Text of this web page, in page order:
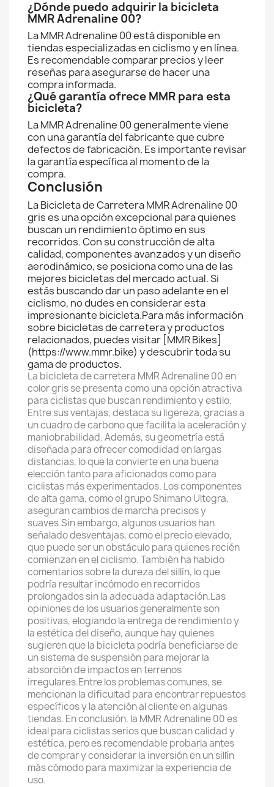
¿Dónde puedo adquirir la bicicleta
MMR Adrenaline 00?
La MMR Adrenaline 00 está disponible en
tiendas especializadas en ciclismo y en línea.
Es recomendable comparar precios y leer
reseñas para asegurarse de hacer una
compra informada.
¿Qué garantía ofrece MMR para esta
bicicleta?
La MMR Adrenaline 00 generalmente viene
con una garantía del fabricante que cubre
defectos de fabricación. Es importante revisar
la garantía específica al momento de la
compra.
Conclusión
La Bicicleta de Carretera MMR Adrenaline 00
gris es una opción excepcional para quienes
buscan un rendimiento óptimo en sus
recorridos. Con su construcción de alta
calidad, componentes avanzados y un diseño
aerodinámico, se posiciona como una de las
mejores bicicletas del mercado actual. Si
estás buscando dar un paso adelante en el
ciclismo, no dudes en considerar esta
impresionante bicicleta.Para más información
sobre bicicletas de carretera y productos
relacionados, puedes visitar [MMR Bikes]
(https://www.mmr.bike) y descubrir toda su
gama de productos.
La bicicleta de carretera MMR Adrenaline 00 en
color gris se presenta como una opción atractiva
para ciclistas que buscan rendimiento y estilo.
Entre sus ventajas, destaca su ligereza, gracias a
un cuadro de carbono que facilita la aceleración y
maniobrabilidad. Además, su geometría está
diseñada para ofrecer comodidad en largas
distancias, lo que la convierte en una buena
elección tanto para aficionados como para
ciclistas más experimentados. Los componentes
de alta gama, como el grupo Shimano Ultegra,
aseguran cambios de marcha precisos y
suaves.Sin embargo, algunos usuarios han
señalado desventajas, como el precio elevado,
que puede ser un obstáculo para quienes recién
comienzan en el ciclismo. También ha habido
comentarios sobre la dureza del sillín, lo que
podría resultar incómodo en recorridos
prolongados sin la adecuada adaptación.Las
opiniones de los usuarios generalmente son
positivas, elogiando la entrega de rendimiento y
la estética del diseño, aunque hay quienes
sugieren que la bicicleta podría beneficiarse de
un sistema de suspensión para mejorar la
absorción de impactos en terrenos
irregulares.Entre los problemas comunes, se
mencionan la dificultad para encontrar repuestos
específicos y la atención al cliente en algunas
tiendas. En conclusión, la MMR Adrenaline 00 es
ideal para ciclistas serios que buscan calidad y
estética, pero es recomendable probarla antes
de comprar y considerar la inversión en un sillín
más cómodo para maximizar la experiencia de
uso.